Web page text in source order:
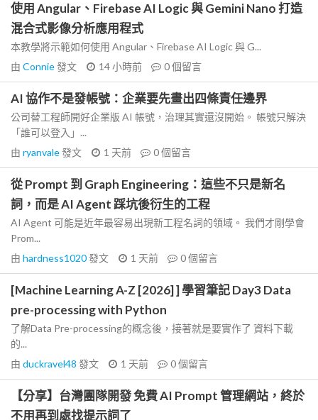
使用 Angular、Firebase AI Logic 與 Gemini Nano 打造
混合式影像分析應用程式
本教學將示範如何使用 Angular、Firebase AI Logic 與 G...
由 Connie發文 14 小時前 0個留言
AI 協作不是發帳號：企業要先畫出四條責任邊界
公司替工程師開好企業版 AI 帳號，治理其實還沒開始。 帳號只解決
「誰可以登入」...
由 ryanvale發文 1 天前 0個留言
從 Prompt 到 Graph Engineering：這些不只是新名
詞，而是 AI Agent 踩坑後衍生的工程
AI Agent 可能是近年最容易出現新工程名詞的領域。 我們才剛學會
Prom...
由 hardness1020發文 1 天前 0個留言
[Machine Learning A-Z [2026] ] 學習筆記 Day3 Data
pre-processing with Python
了解Data Pre-processing的概念後，接著就是要實作了 資料下載
的...
由 duckravel48 發文 1 天前 0個留言
【分享】台灣團隊開發 免費 AI Prompt 管理網站，終於
不用再到處找提示詞了